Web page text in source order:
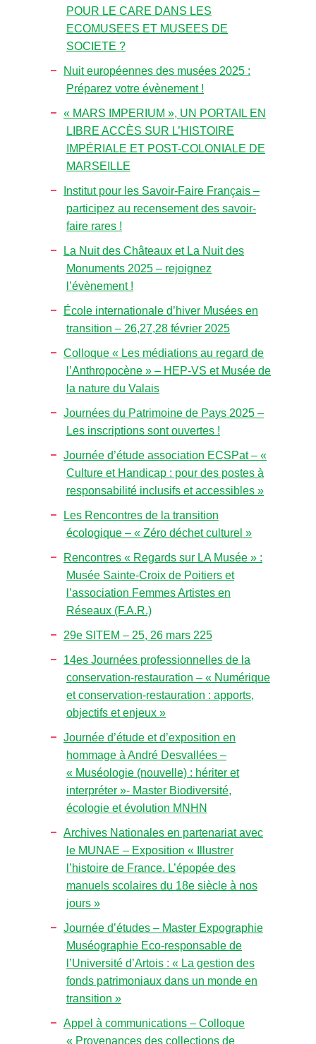
POUR LE CARE DANS LES
ECOMUSEES ET MUSEES DE
SOCIETE ?
Nuit européennes des musées 2025 :
Préparez votre évènement !​
« MARS IMPERIUM », UN PORTAIL EN
LIBRE ACCÈS SUR L’HISTOIRE
IMPÉRIALE ET POST-COLONIALE DE
MARSEILLE
Institut pour les Savoir-Faire Français –
participez au recensement des savoir-
faire rares !
La Nuit des Châteaux et La Nuit des
Monuments 2025 – rejoignez
l’évènement !
École internationale d’hiver Musées en
transition – 26,27,28 février 2025
Colloque « Les médiations au regard de
l’Anthropocène » – HEP-VS et Musée de
la nature du Valais
Journées du Patrimoine de Pays 2025 –
Les inscriptions sont ouvertes !
Journée d’étude association ECSPat – «
Culture et Handicap : pour des postes à
responsabilité inclusifs et accessibles »
Les Rencontres de la transition
écologique – « Zéro déchet culturel »
Rencontres « Regards sur LA Musée » :
Musée Sainte-Croix de Poitiers et
l’association Femmes Artistes en
Réseaux (F.A.R.)
29e SITEM – 25, 26 mars 225
14es Journées professionnelles de la
conservation-restauration – « Numérique
et conservation-restauration : apports,
objectifs et enjeux »
Journée d’étude et d’exposition en
hommage à André Desvallées –
« Muséologie (nouvelle) : hériter et
interpréter »- Master Biodiversité,
écologie et évolution MNHN
Archives Nationales en partenariat avec
le MUNAE – Exposition « Illustrer
l’histoire de France. L’épopée des
manuels scolaires du 18e siècle à nos
jours »
Journée d’études – Master Expographie
Muséographie Eco-responsable de
l’Université d’Artois : « La gestion des
fonds patrimoniaux dans un monde en
transition »
Appel à communications – Colloque
« Provenances des collections de